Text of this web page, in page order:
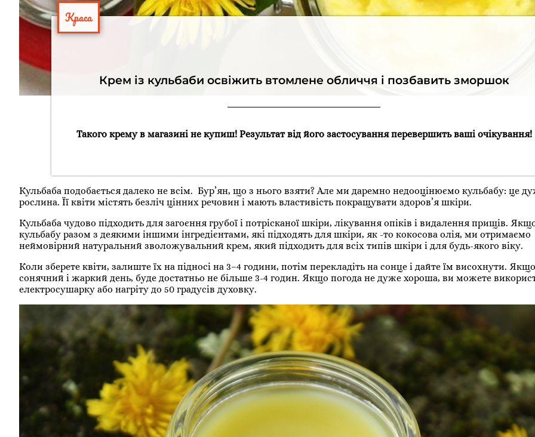
Краса
Крем із кульбаби освіжить втомлене обличчя і позбавить зморшок
Такого крему в магазині не купиш! Результат від його застосування перевершить ваші очікування!
Кульбаба подобається далеко не всім. Бур’ян, що з нього взяти? Але ми даремно недооцінюємо кульбабу: це
рослина. Її квіти містять безліч цінних речовин і мають властивість покращувати здоров’я шкіри.
Кульбаба чудово підходить для загоєння грубої і потрісканої шкіри, лікування опіків і видалення прищів.
кульбабу разом з деякими іншими інгредієнтами, які підходять для шкіри, як -то кокосова олія, ми отримаємо
неймовірний натуральний зволожувальний крем, який підходить для всіх типів шкіри і для будь-якого віку.
Коли зберете квіти, залиште їх на підносі на 3–4 години, потім перекладіть на сонце і дайте їм висохнути.
сонячний і жаркий день, буде достатньо не більше 3-4 годин. Якщо погода не дуже хороша, ви можете
електросушарку або нагріту до 50 градусів духовку.